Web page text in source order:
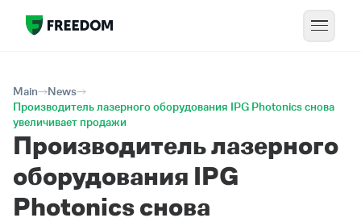
Main
News
Производитель лазерного оборудования IPG Photonics снова
увеличивает продажи
Производитель лазерного
оборудования IPG
Photonics снова